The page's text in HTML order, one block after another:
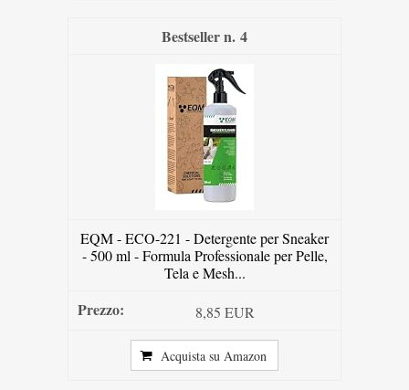
4
EQM - ECO-221 - Detergente per Sneaker
- 500 ml - Formula Professionale per Pelle,
Tela e Mesh...
8,85 EUR
Acquista su Amazon